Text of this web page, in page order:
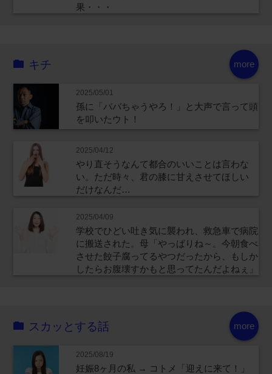
果・・・
more
キチ
2025/05/01
孫に「ババちゃうやろ！」と大声で言って頭
を叩いたウト！
2025/04/12
やり直そうなんて都合のいいことは言わな
い。ただ時々、君の膝に甘えさせてほしい
だけなんだ…
2025/04/09
学校でひどい吐き気に襲われ、救急車で病院
に搬送された。母「やっぱりね～。今朝食べ
させた餃子腐ってるやつだったから、もしか
したらお腹壊すかもと思ってたんだよねぇ」
more
スカッとする話
2025/08/19
妊娠8ヶ月の私 → コトメ「迎えに来て！」